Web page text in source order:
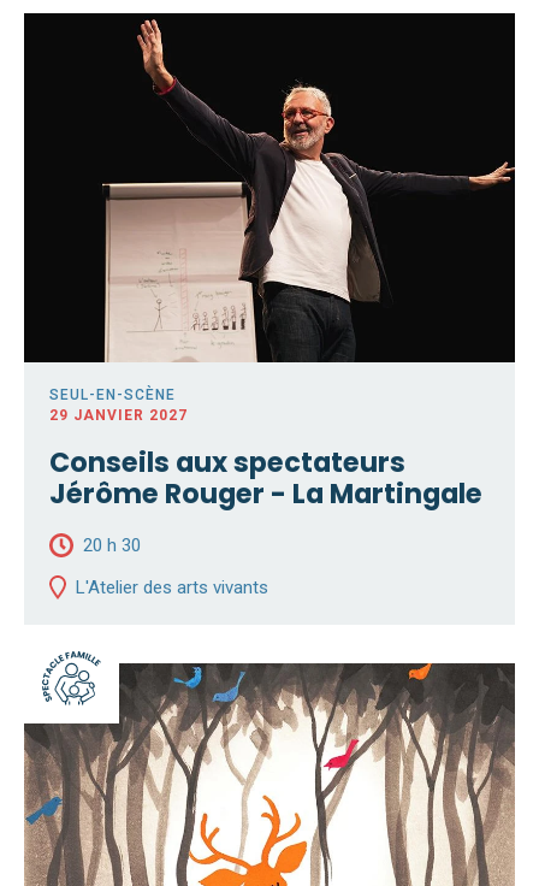
SEUL-EN-SCÈNE
29 JANVIER 2027
Conseils aux spectateurs
Jérôme Rouger - La Martingale
20 h 30
L'Atelier des arts vivants